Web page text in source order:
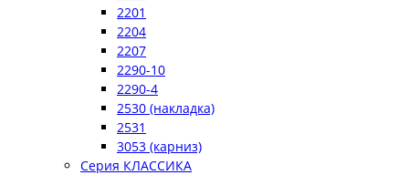
2201
2204
2207
2290-10
2290-4
2530 (накладка)
2531
3053 (карниз)
Серия КЛАССИКА